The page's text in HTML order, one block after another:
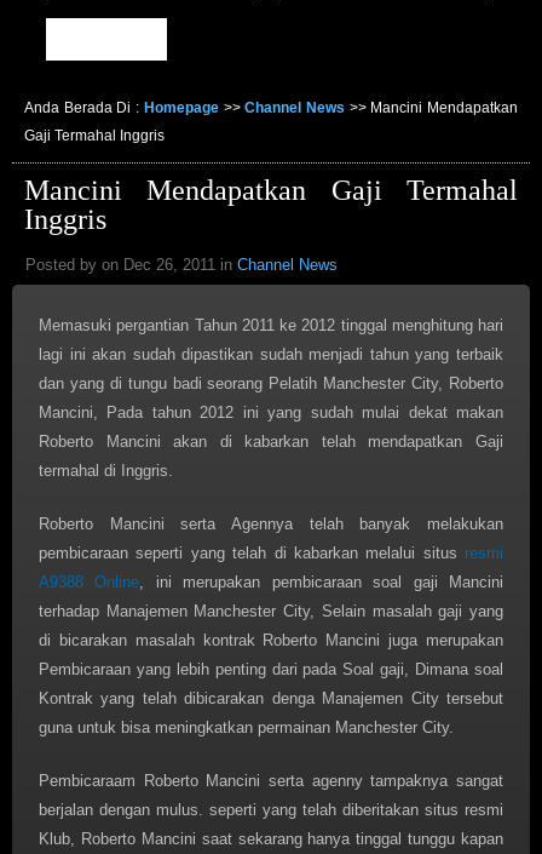
Anda Berada Di : Homepage>>Channel News >> Mancini Mendapatkan
Gaji Termahal Inggris
Mancini Mendapatkan Gaji Termahal
Inggris
Posted by on Dec 26, 2011 in Channel News
Memasuki pergantian Tahun 2011 ke 2012 tinggal menghitung hari
lagi ini akan sudah dipastikan sudah menjadi tahun yang terbaik
dan yang di tungu badi seorang Pelatih Manchester City, Roberto
Mancini, Pada tahun 2012 ini yang sudah mulai dekat makan
Roberto Mancini akan di kabarkan telah mendapatkan Gaji
termahal di Inggris.
Roberto Mancini serta Agennya telah banyak melakukan
pembicaraan seperti yang telah di kabarkan melalui situs resmi
A9388 Online , ini merupakan pembicaraan soal gaji Mancini
terhadap Manajemen Manchester City, Selain masalah gaji yang
di bicarakan masalah kontrak Roberto Mancini juga merupakan
Pembicaraan yang lebih penting dari pada Soal gaji, Dimana soal
Kontrak yang telah dibicarakan denga Manajemen City tersebut
guna untuk bisa meningkatkan permainan Manchester City.
Pembicaraam Roberto Mancini serta agenny tampaknya sangat
berjalan dengan mulus. seperti yang telah diberitakan situs resmi
Klub, Roberto Mancini saat sekarang hanya tinggal tunggu kapan